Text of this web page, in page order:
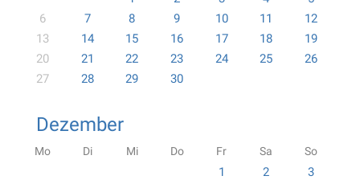
6
7 8 9 10 11
12
13
14 15 16 17 18
19
20
21 22 23 24 25
26
27
28 29 30
Dezember
Mo Di Mi Do Fr Sa So
1 2
3